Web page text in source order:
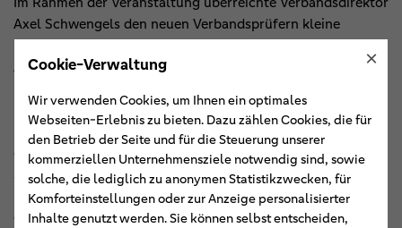
Axel Schwengels den neuen Verbandsprüfern kleine
Abschluss. In seinen Worten hob er die hohe fachliche und
Prüfungen erforderlich sei. Zugleich gab er einen kurzen
Überblick über die vielfältigen beruflichen Perspektiven,
die sich nun eröffnen: Von einer weiteren fachlichen
Spezialisierung über den Weg zum Wirtschaftsprüfer bis
hin zu Führungspositionen wie dem Bankvorstand stünden
den Absolventinnen und Absolventen zahlreiche
Cookie-Verwaltung ×
Wir verwenden Cookies, um Ihnen ein optimales
Webseiten-Erlebnis zu bieten. Dazu zählen Cookies, die für
den Betrieb der Seite und für die Steuerung unserer
kommerziellen Unternehmensziele notwendig sind, sowie
solche, die lediglich zu anonymen Statistikzwecken, für
Komforteinstellungen oder zur Anzeige personalisierter
Inhalte genutzt werden. Sie können selbst entscheiden,